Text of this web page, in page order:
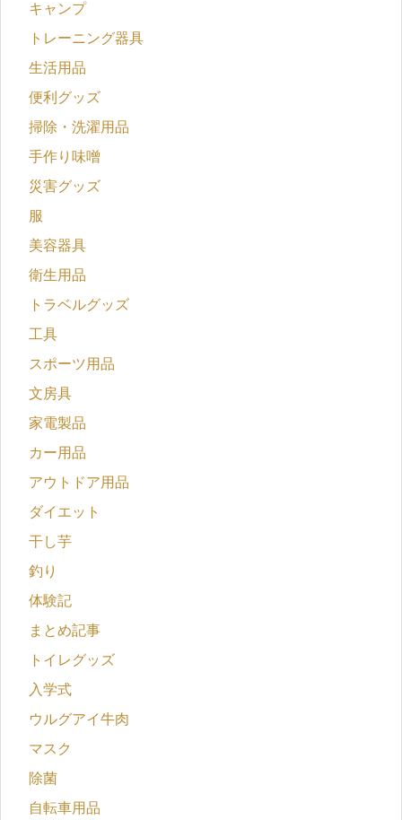
キャンプ
トレーニング器具
生活用品
便利グッズ
掃除・洗濯用品
手作り味噌
災害グッズ
服
美容器具
衛生用品
トラベルグッズ
工具
スポーツ用品
文房具
家電製品
カー用品
アウトドア用品
ダイエット
干し芋
釣り
体験記
まとめ記事
トイレグッズ
入学式
ウルグアイ牛肉
マスク
除菌
自転車用品